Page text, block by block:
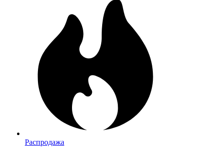
Распродажа